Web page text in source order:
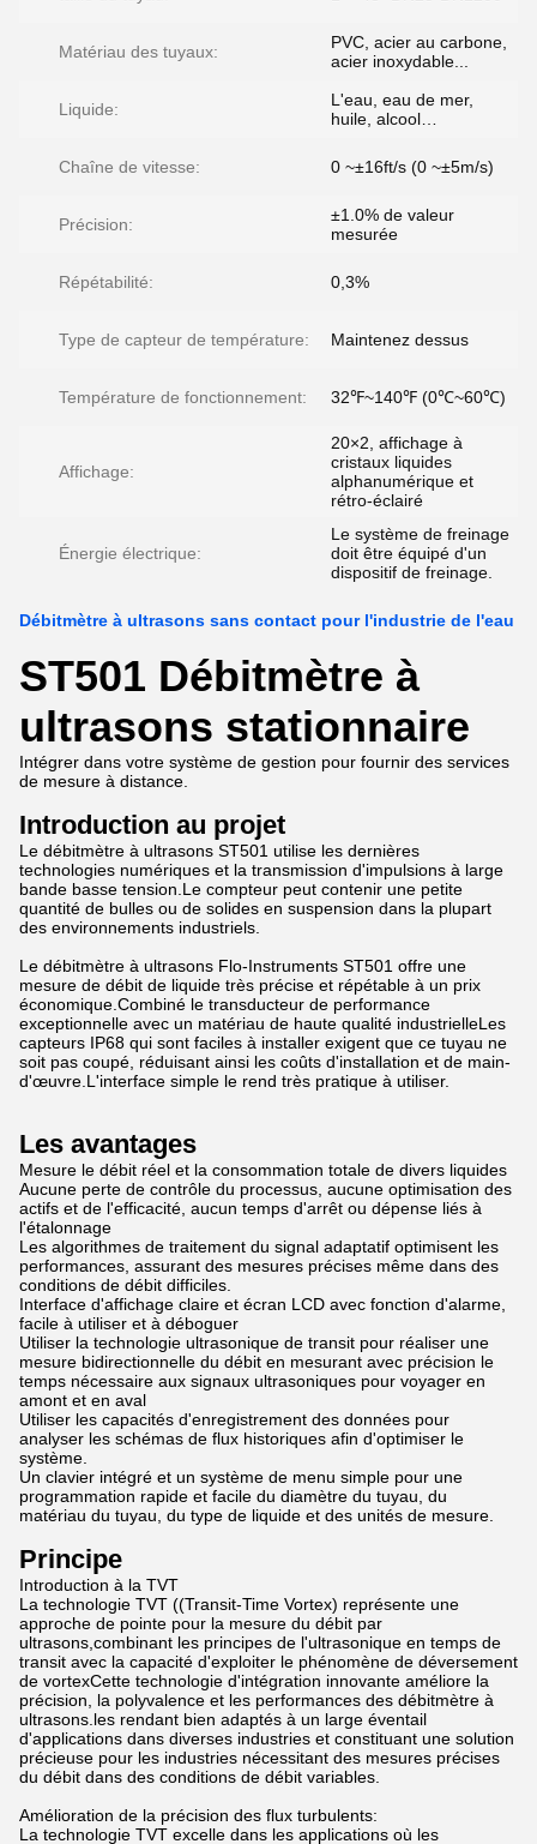
Matériau des tuyaux:
PVC, acier au carbone,
acier inoxydable...
Liquide:
L'eau, eau de mer,
huile, alcool…
Chaîne de vitesse: 0 ~±16ft/s (0 ~±5m/s)
Précision:
±1.0% de valeur
mesurée
Répétabilité: 0,3%
Type de capteur de température: Maintenez dessus
Température de fonctionnement: 32℉~140℉ (0℃~60℃)
Affichage:
20×2, affichage à
cristaux liquides
alphanumérique et
rétro-éclairé
Énergie électrique:
Le système de freinage
doit être équipé d'un
dispositif de freinage.
Débitmètre à ultrasons sans contact pour l'industrie de l'eau
ST501 Débitmètre à
ultrasons stationnaire
Intégrer dans votre système de gestion pour fournir des services
de mesure à distance.
Introduction au projet
Le débitmètre à ultrasons ST501 utilise les dernières
technologies numériques et la transmission d'impulsions à large
bande basse tension.Le compteur peut contenir une petite
quantité de bulles ou de solides en suspension dans la plupart
des environnements industriels.
Le débitmètre à ultrasons Flo-Instruments ST501 offre une
mesure de débit de liquide très précise et répétable à un prix
économique.Combiné le transducteur de performance
exceptionnelle avec un matériau de haute qualité industrielleLes
capteurs IP68 qui sont faciles à installer exigent que ce tuyau ne
soit pas coupé, réduisant ainsi les coûts d'installation et de main-
d'œuvre.L'interface simple le rend très pratique à utiliser.
Les avantages
Mesure le débit réel et la consommation totale de divers liquides
Aucune perte de contrôle du processus, aucune optimisation des
actifs et de l'efficacité, aucun temps d'arrêt ou dépense liés à
l'étalonnage
Les algorithmes de traitement du signal adaptatif optimisent les
performances, assurant des mesures précises même dans des
conditions de débit difficiles.
Interface d'affichage claire et écran LCD avec fonction d'alarme,
facile à utiliser et à déboguer
Utiliser la technologie ultrasonique de transit pour réaliser une
mesure bidirectionnelle du débit en mesurant avec précision le
temps nécessaire aux signaux ultrasoniques pour voyager en
amont et en aval
Utiliser les capacités d'enregistrement des données pour
analyser les schémas de flux historiques afin d'optimiser le
système.
Un clavier intégré et un système de menu simple pour une
programmation rapide et facile du diamètre du tuyau, du
matériau du tuyau, du type de liquide et des unités de mesure.
Principe
Introduction à la TVT
La technologie TVT ((Transit-Time Vortex) représente une
approche de pointe pour la mesure du débit par
ultrasons,combinant les principes de l'ultrasonique en temps de
transit avec la capacité d'exploiter le phénomène de déversement
de vortexCette technologie d'intégration innovante améliore la
précision, la polyvalence et les performances des débitmètre à
ultrasons.les rendant bien adaptés à un large éventail
d'applications dans diverses industries et constituant une solution
précieuse pour les industries nécessitant des mesures précises
du débit dans des conditions de débit variables.
Amélioration de la précision des flux turbulents:
La technologie TVT excelle dans les applications où les